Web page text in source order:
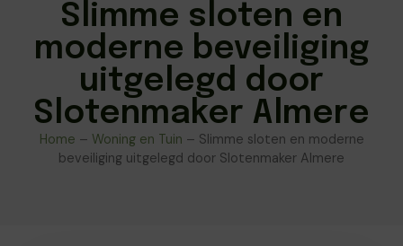
Slimme sloten en
moderne beveiliging
uitgelegd door
Slotenmaker Almere
Home – Woning en Tuin – Slimme sloten en moderne
beveiliging uitgelegd door Slotenmaker Almere